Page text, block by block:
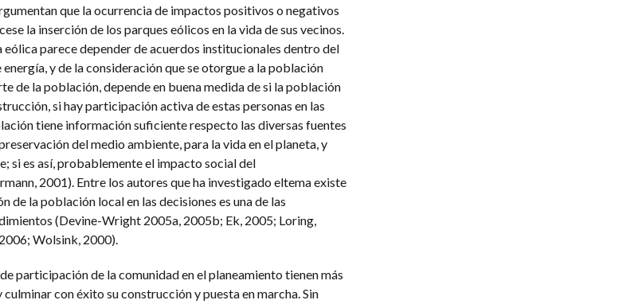
que la ocurrencia de impactos positivos o negativos
la inserción de los parques eólicos en la vida de sus vecinos.
parece depender de acuerdos institucionales dentro del
y de la consideración que se otorgue a la población
de la población, depende en buena medida de si la población
si hay participación activa de estas personas en las
tiene información suficiente respecto las diversas fuentes
del medio ambiente, para la vida en el planeta, y
si es así, probablemente el impacto social del
2001). Entre los autores que ha investigado eltema existe
la población local en las decisiones es una de las
(Devine-Wright 2005a, 2005b; Ek, 2005; Loring,
Wolsink, 2000).
participación de la comunidad en el planeamiento tienen más
con éxito su construcción y puesta en marcha. Sin